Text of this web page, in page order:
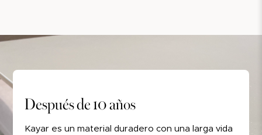
Después de 10 años
Kayar es un material duradero con una larga vida